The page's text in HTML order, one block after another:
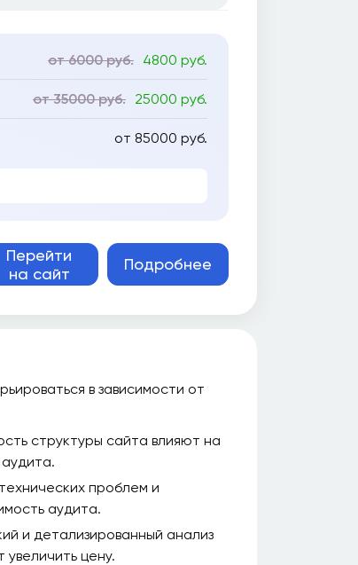
от 6000 руб. 4800 руб.
от 35000 руб. 25000 руб.
от 85000 руб.
Перейти
на сайт
Подробнее
в зависимости от
структуры сайта влияют на
проблем и
аудита.
и детализированный анализ
цену.